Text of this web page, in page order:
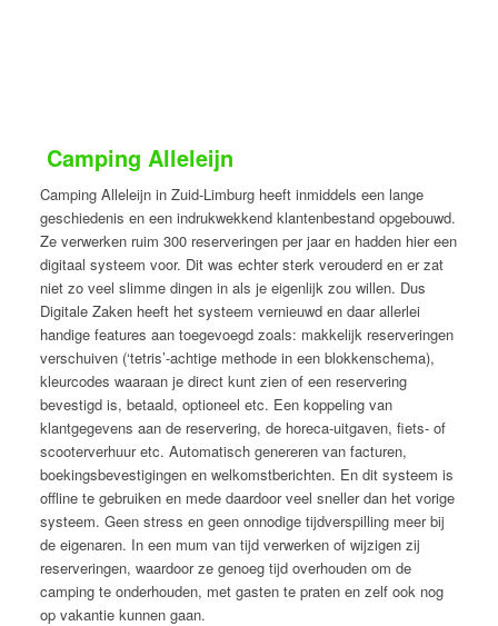
Camping Alleleijn
Camping Alleleijn in Zuid-Limburg heeft inmiddels een lange
geschiedenis en een indrukwekkend klantenbestand opgebouwd.
Ze verwerken ruim 300 reserveringen per jaar en hadden hier een
digitaal systeem voor. Dit was echter sterk verouderd en er zat
niet zo veel slimme dingen in als je eigenlijk zou willen. Dus
Digitale Zaken heeft het systeem vernieuwd en daar allerlei
handige features aan toegevoegd zoals: makkelijk reserveringen
verschuiven (‘tetris’-achtige methode in een blokkenschema),
kleurcodes waaraan je direct kunt zien of een reservering
bevestigd is, betaald, optioneel etc. Een koppeling van
klantgegevens aan de reservering, de horeca-uitgaven, fiets- of
scooterverhuur etc. Automatisch genereren van facturen,
boekingsbevestigingen en welkomstberichten. En dit systeem is
offline te gebruiken en mede daardoor veel sneller dan het vorige
systeem. Geen stress en geen onnodige tijdverspilling meer bij
de eigenaren. In een mum van tijd verwerken of wijzigen zij
reserveringen, waardoor ze genoeg tijd overhouden om de
camping te onderhouden, met gasten te praten en zelf ook nog
op vakantie kunnen gaan.